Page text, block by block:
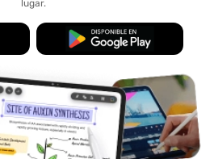
lugar.